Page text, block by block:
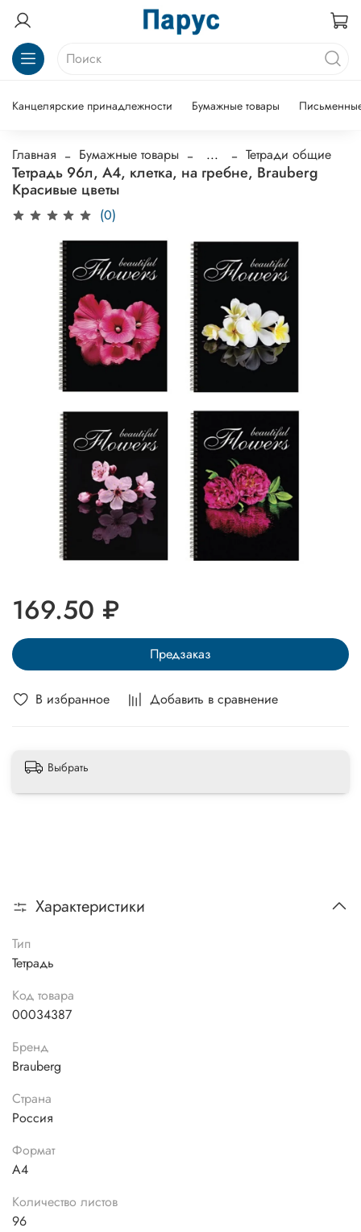
Канцелярские принадлежности Бумажные товары
Главная Бумажные товары ... Тетради общие
Тетрадь 96л, А4, клетка, на гребне, Brauberg
Красивые цветы
(0)
В избранное Добавить в сравнение
169.50 ₽
Предзаказ
Выбрать
Характеристики
Тип
Тетрадь
Код товара
00034387
Бренд
Brauberg
Страна
Россия
Формат
А4
Количество листов
96